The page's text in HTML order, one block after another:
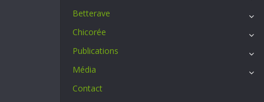
Betterave
Chicorée
Publications
Média
Contact